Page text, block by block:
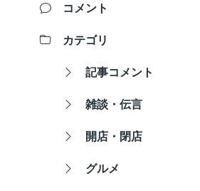
コメント
カテゴリ
記事コメント
雑談・伝言
開店・閉店
グルメ